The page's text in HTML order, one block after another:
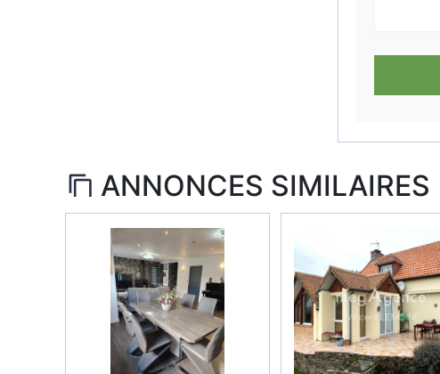
ANNONCES SIMILAIRES